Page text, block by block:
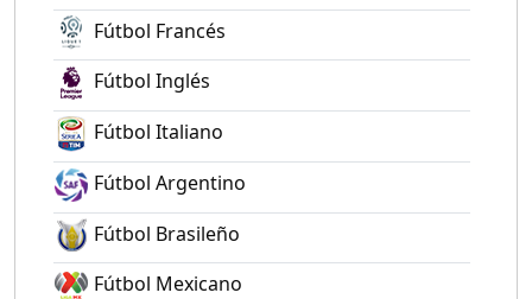
Fútbol Francés
Fútbol Inglés
Fútbol Italiano
Fútbol Argentino
Fútbol Brasileño
Fútbol Mexicano